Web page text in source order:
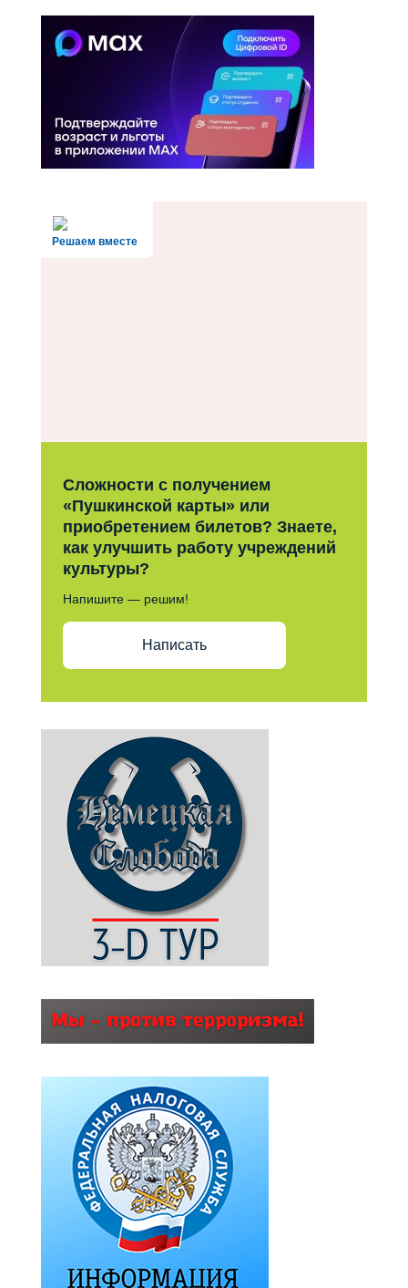
Решаем вместе
Сложности с получением
«Пушкинской карты» или
приобретением билетов? Знаете,
как улучшить работу учреждений
культуры?
Напишите — решим!
Написать